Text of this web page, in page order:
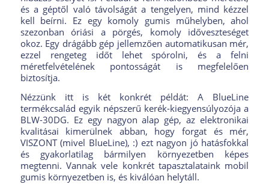
és a géptől való távolságát a tengelyen, mind kézzel
kell beírni. Ez egy komoly gumis műhelyben, ahol
szezonban óriási a pörgés, komoly időveszteséget
okoz. Egy drágább gép jellemzően automatikusan mér,
ezzel rengeteg időt lehet spórolni, és a felni
méretfelvételének pontosságát is megfelelően
biztosítja.
Nézzünk itt is két konkrét példát: A BlueLine
termékcsalád egyik népszerű kerék-kiegyensúlyozója a
BLW-30DG. Ez egy nagyon alap gép, az elektronikai
kvalitásai kimerülnek abban, hogy forgat és mér,
VISZONT (mivel BlueLine), :) ezt nagyon jó hatásfokkal
és gyakorlatilag bármilyen környezetben képes
megtenni. Vannak vele konkrét tapasztalataink mobil
gumis környezetben is, és kiválóan helytáll.